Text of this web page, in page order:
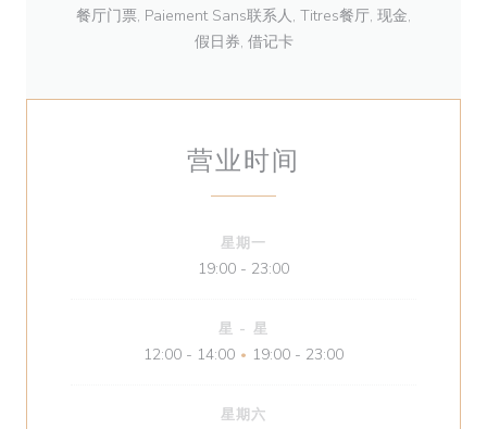
餐厅门票, Paiement Sans联系人, Titres餐厅, 现金,
假日券, 借记卡
营业时间
星期一
19:00 - 23:00
星 - 星
12:00 - 14:00 • 19:00 - 23:00
星期六